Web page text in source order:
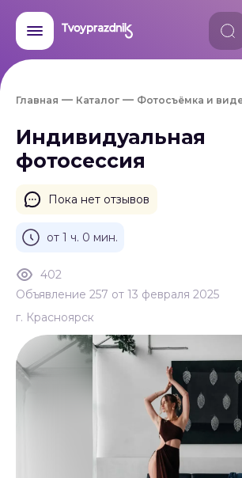
Главная Каталог Фотосъёмка и
Индивидуальная
фотосессия
Пока нет отзывов
от 1 ч. 0 мин.
Объявление 257 от 13 февраля 2025
402
г. Красноярск